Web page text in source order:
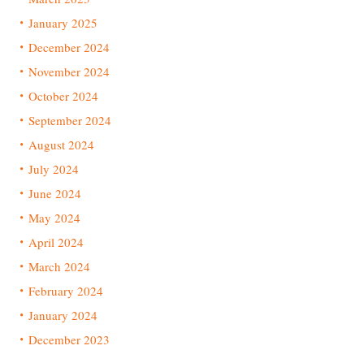
January 2025
December 2024
November 2024
October 2024
September 2024
August 2024
July 2024
June 2024
May 2024
April 2024
March 2024
February 2024
January 2024
December 2023